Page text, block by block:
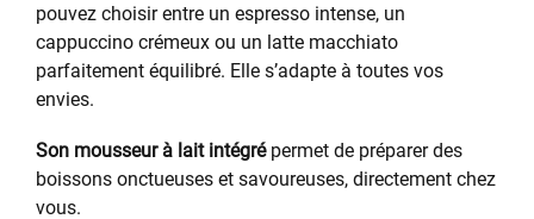
pouvez choisir entre un espresso intense, un
cappuccino crémeux ou un latte macchiato
parfaitement équilibré. Elle s’adapte à toutes vos
envies.
Son mousseur à lait intégrépermet de préparer des
boissons onctueuses et savoureuses, directement chez
vous.